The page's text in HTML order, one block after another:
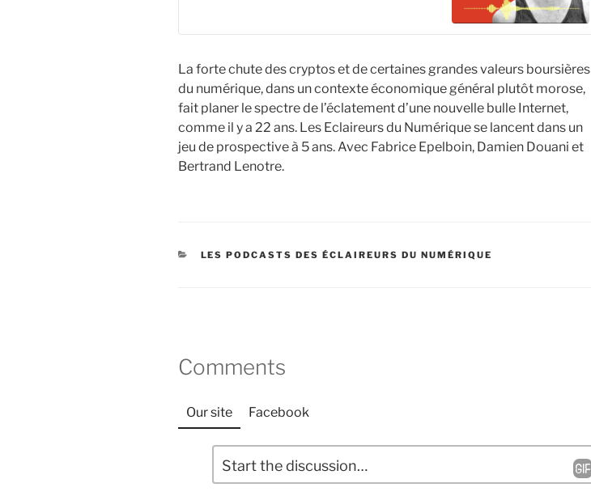
La forte chute des cryptos et de certaines grandes valeurs boursières
du numérique, dans un contexte économique général plutôt morose,
fait planer le spectre de l’éclatement d’une nouvelle bulle Internet,
comme il y a 22 ans. Les Eclaireurs du Numérique se lancent dans un
jeu de prospective à 5 ans. Avec Fabrice Epelboin, Damien Douani et
Bertrand Lenotre.
CATÉGORIES
LES PODCASTS DES ÉCLAIREURS DU NUMÉRIQUE
Comments
Our site Facebook